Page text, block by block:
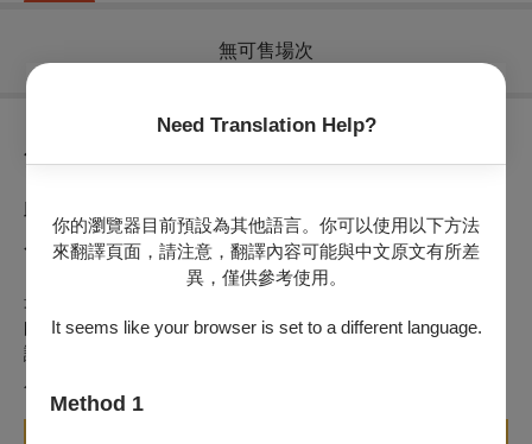
Need Translation Help?
你的瀏覽器目前預設為其他語言。你可以使用以下方法
來翻譯頁面，請注意，翻譯內容可能與中文原文有所差
異，僅供參考使用。
It seems like your browser is set to a different language.
Method 1
無可售場次
節目介紹
此售票頁面專門提供透過甄選後
入選爵士音樂工作坊的同學繳費使用
最專業最完整的爵士工作坊！ 集結國內外頂尖爵士好手的大
師班，到以大&小編制樂團訓練課程，以及幕前幕後等相關知
識介紹，深入認識或精進爵士音樂，邀請樂手／樂團一起加